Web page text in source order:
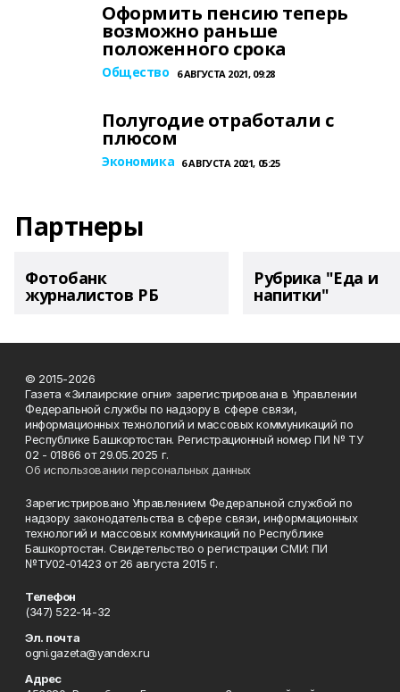
Оформить пенсию теперь
возможно раньше
положенного срока
Общество 6 АВГУСТА 2021, 09:28
Полугодие отработали с
плюсом
Экономика 6 АВГУСТА 2021, 05:25
Партнеры
Фотобанк
журналистов РБ
Рубрика "Еда и
напитки"
© 2015-2026
Газета «Зилаирские огни» зарегистрирована в Управлении
Федеральной службы по надзору в сфере связи,
информационных технологий и массовых коммуникаций по
Республике Башкортостан. Регистрационный номер ПИ № ТУ
02 - 01866 от 29.05.2025 г.
Об использовании персональных данных
Зарегистрировано Управлением Федеральной службой по
надзору законодательства в сфере связи, информационных
технологий и массовых коммуникаций по Республике
Башкортостан. Свидетельство о регистрации СМИ: ПИ
№ТУ02-01423 от 26 августа 2015 г.
Телефон
(347) 522-14-32
Эл. почта
ogni.gazeta@yandex.ru
Адрес